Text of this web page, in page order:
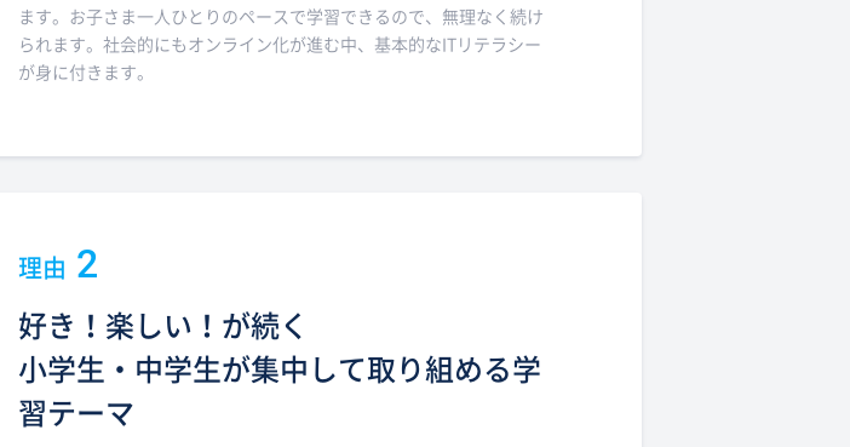
ます。お子さま一人ひとりのペースで学習できるので、無理なく続け
られます。社会的にもオンライン化が進む中、基本的なITリテラシー
が身に付きます。
理由 2
好き！楽しい！が続く
小学生・中学生が集中して取り組める学
習テーマ